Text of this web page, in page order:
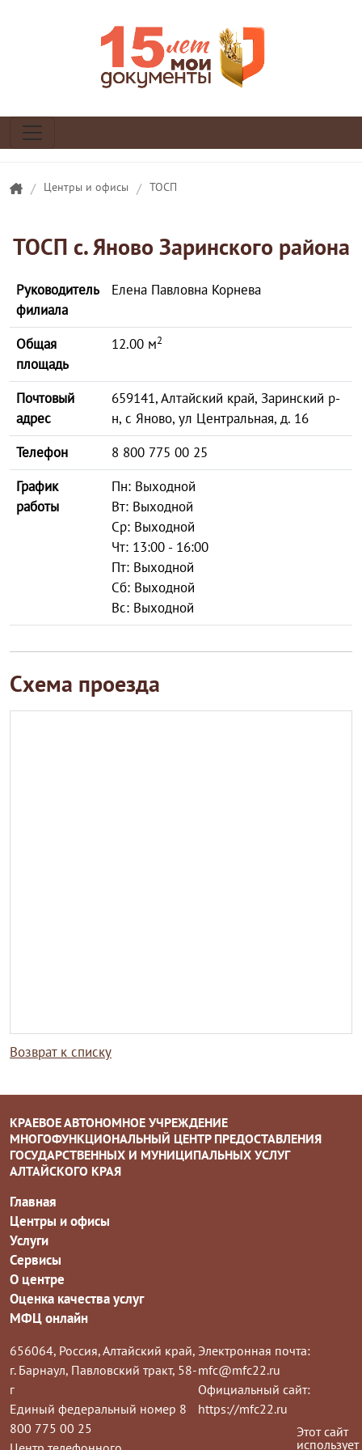
/ Центры и офисы / ТОСП
ТОСП с. Яново Заринского района
Руководитель
филиала
Елена Павловна Корнева
Общая
площадь
12.00 м2
Почтовый
адрес
659141, Алтайский край, Заринский р-
н, с Яново, ул Центральная, д. 16
Телефон
8 800 775 00 25
График
работы
Пн: Выходной
Вт: Выходной
Ср: Выходной
Чт: 13:00 - 16:00
Пт: Выходной
Сб: Выходной
Вс: Выходной
Схема проезда
Возврат к списку
КРАЕВОЕ АВТОНОМНОЕ УЧРЕЖДЕНИЕ
МНОГОФУНКЦИОНАЛЬНЫЙ ЦЕНТР ПРЕДОСТАВЛЕНИЯ
ГОСУДАРСТВЕННЫХ И МУНИЦИПАЛЬНЫХ УСЛУГ
АЛТАЙСКОГО КРАЯ
Главная
Центры и офисы
Услуги
Сервисы
О центре
Оценка качества услуг
МФЦ онлайн
656064, Россия, Алтайский край,
г. Барнаул, Павловский тракт, 58-
г
Единый федеральный номер 8
800 775 00 25
Электронная почта:
mfc@mfc22.ru
Официальный сайт:
https://mfc22.ru
Этот сайт
использует